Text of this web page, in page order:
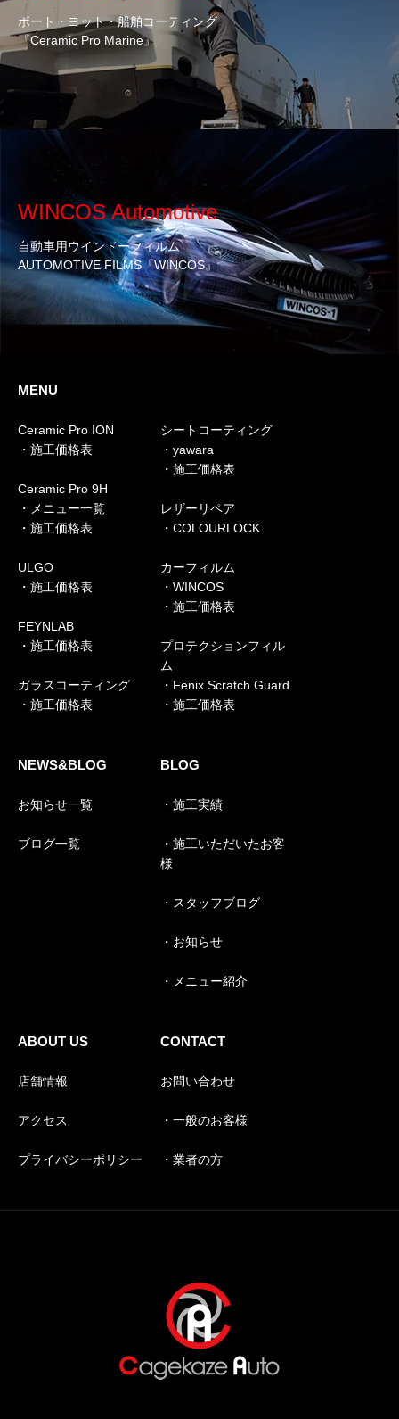
ボート・ヨット・船舶コーティング
『Ceramic Pro Marine』
WINCOS Automotive
自動車用ウインドーフィルム
AUTOMOTIVE FILMS『WINCOS』
MENU
Ceramic Pro ION
・施工価格表
Ceramic Pro 9H
・メニュー一覧
・施工価格表
ULGO
・施工価格表
FEYNLAB
・施工価格表
ガラスコーティング
・施工価格表
シートコーティング
・yawara
・施工価格表
レザーリペア
・COLOURLOCK
カーフィルム
・WINCOS
・施工価格表
プロテクションフィル
ム
・Fenix Scratch Guard
・施工価格表
NEWS&BLOG
お知らせ一覧
ブログ一覧
BLOG
・施工実績
・施工いただいたお客
様
・スタッフブログ
・お知らせ
・メニュー紹介
ABOUT US
店舗情報
アクセス
プライバシーポリシー
CONTACT
お問い合わせ
・一般のお客様
・業者の方